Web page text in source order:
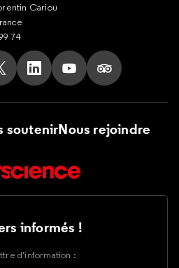
Cariou
74
Facebook
sur Tik Tok
nous sur X
Suivez nous sur LinkedIn
Suivez nous sur
Suivez nous
soutenirNous rejoindre
informés !
d’information :